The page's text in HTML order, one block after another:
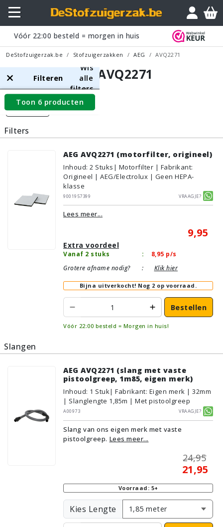
Vóór 22:00 besteld = morgen in huis
DeStofzuigerzak.be Stofzuigerzakken AEG AVQ2271
AEG AVQ2271
Filters
Filteren
Wis
alle
filters
Toon 6 producten
Filters
AEG AVQ2271 (motorfilter, origineel)
Inhoud: 2 Stuks | Motorfilter | Fabrikant:
Origineel | AEG/Electrolux | Geen HEPA-
klasse
9001957399
Vraagje?
Lees meer...
9,95
Extra voordeel
Vanaf 2 stuks : 8,95 p/s
Grotere afname nodig?
: Klik hier
Bijna uitverkocht! Nog 2 op voorraad.
Bestellen
Vóór 22:00 besteld = Morgen in huis!
Slangen
AEG AVQ2271 (slang met vaste
pistoolgreep, 1m85, eigen merk)
Inhoud: 1 Stuk| Fabrikant: Eigen merk | 32mm
| Slanglengte 1,85m | Met pistoolgreep
A00973
Vraagje?
Slang van ons eigen merk met vaste
pistoolgreep. Lees meer...
24,95
21,95
Voorraad: 5+
Kies Lengte